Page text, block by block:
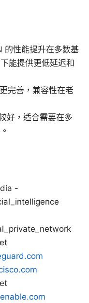
的性能提升在多数基
能提供更低延迟和
完善，兼容性在老
好，适合需要在多
-